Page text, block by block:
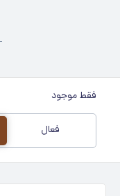
فقط موجود
فعال